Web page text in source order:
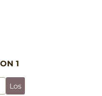
1
Los